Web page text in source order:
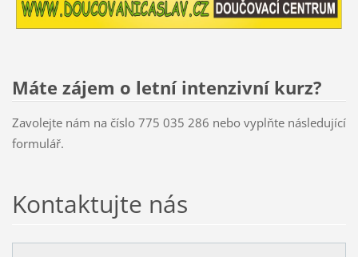
Máte zájem o letní intenzivní kurz?
Zavolejte nám na číslo 775 035 286 nebo vyplňte následující
formulář.
Kontaktujte nás